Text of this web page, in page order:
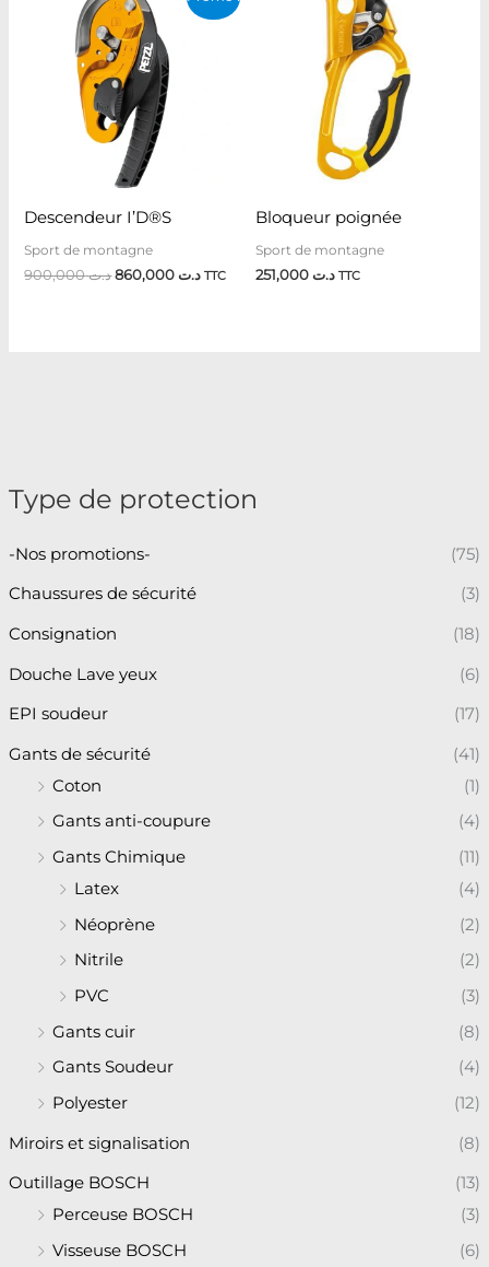
Type de protection
-Nos promotions- (75)
Chaussures de sécurité (3)
Consignation (18)
Douche Lave yeux (6)
EPI soudeur (17)
Gants de sécurité
(41)
Coton
(1)
Gants anti-coupure
(4)
Gants Chimique
(11)
Latex
(4)
Néoprène
(2)
Nitrile
(2)
PVC
(3)
Gants cuir
(8)
Gants Soudeur
(4)
Polyester
(12)
Miroirs et signalisation (8)
Outillage BOSCH
(13)
Perceuse BOSCH
(3)
Visseuse BOSCH
(6)
Descendeur I’D®S
Sport de montagne
د.ت900,000
prix
initial
était :
د.ت860,000 TTC
Bloqueur poignée
Sport de montagne
د.ت TTC